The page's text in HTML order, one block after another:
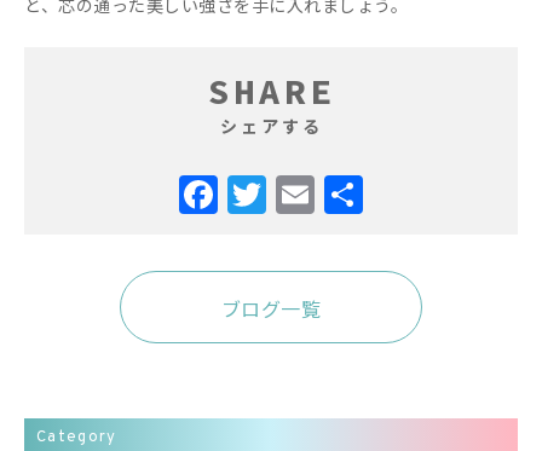
SHARE
シェアする
ブログ一覧
Category